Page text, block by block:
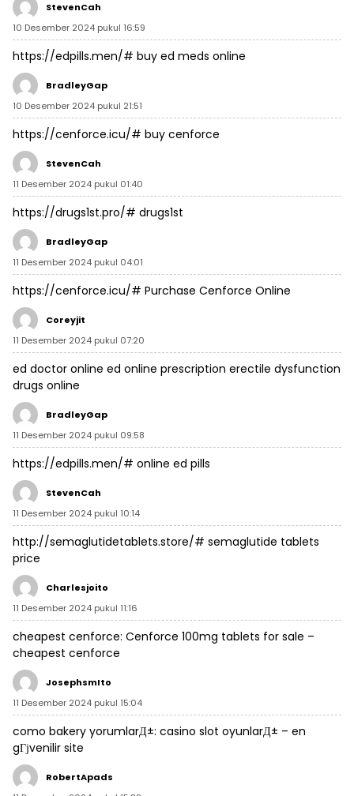
StevenCah
10 Desember 2024 pukul 16:59
https://edpills.men/# buy ed meds online
BradleyGap
10 Desember 2024 pukul 21:51
https://cenforce.icu/# buy cenforce
StevenCah
11 Desember 2024 pukul 01:40
https://drugs1st.pro/# drugs1st
BradleyGap
11 Desember 2024 pukul 04:01
https://cenforce.icu/# Purchase Cenforce Online
Coreyjit
11 Desember 2024 pukul 07:20
ed doctor online ed online prescription erectile dysfunction
drugs online
BradleyGap
11 Desember 2024 pukul 09:58
https://edpills.men/# online ed pills
StevenCah
11 Desember 2024 pukul 10:14
http://semaglutidetablets.store/# semaglutide tablets
price
Charlesjoito
11 Desember 2024 pukul 11:16
cheapest cenforce: Cenforce 100mg tablets for sale –
cheapest cenforce
JosephsmIto
11 Desember 2024 pukul 15:04
como bakery yorumlarД±: casino slot oyunlarД± – en
gГјvenilir site
RobertApads